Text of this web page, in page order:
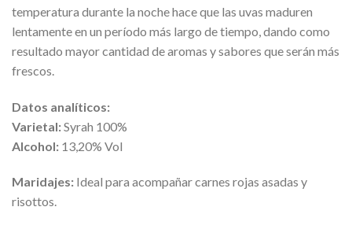
temperatura durante la noche hace que las uvas maduren
lentamente en un período más largo de tiempo, dando como
resultado mayor cantidad de aromas y sabores que serán más
frescos.
Datos analíticos:
Varietal:Syrah 100%
Alcohol: 13,20% Vol
Maridajes: Ideal para acompañar carnes rojas asadas y
risottos.